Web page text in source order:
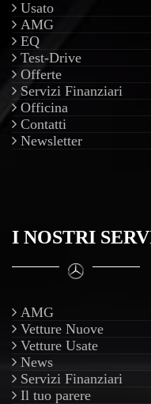
Usato
AMG
EQ
Test-Drive
Offerte
Servizi Finanziari
Officina
Contatti
Newsletter
I NOSTRI
AMG
Vetture Nuove
Vetture Usate
News
Servizi Finanziari
Il tuo parere